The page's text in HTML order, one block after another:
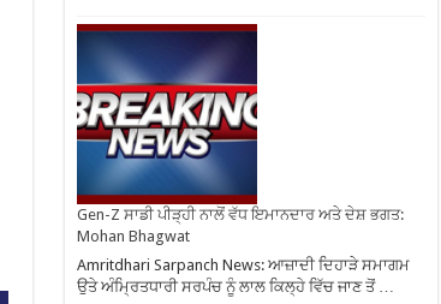
Gen-Z ਸਾਡੀ ਪੀੜ੍ਹੀ ਨਾਲੋਂ ਵੱਧ ਇਮਾਨਦਾਰ ਅਤੇ ਦੇਸ਼ ਭਗਤ:
Mohan Bhagwat
Amritdhari Sarpanch News: ਆਜ਼ਾਦੀ ਦਿਹਾੜੇ ਸਮਾਗਮ
ਉਤੇ ਅੰਮ੍ਰਿਤਧਾਰੀ ਸਰਪੰਚ ਨੂੰ ਲਾਲ ਕਿਲ੍ਹੇ ਵਿੱਚ ਜਾਣ ਤੋਂ …